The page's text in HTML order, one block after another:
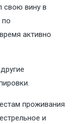
свою вину в
по
активно
проживания
и